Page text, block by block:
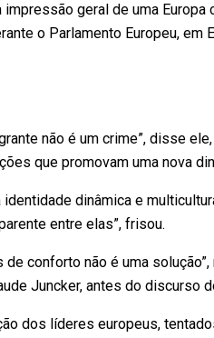
geral de uma
o Parlamento Europeu, em
não é um crime”, disse
que promovam uma nova
dinâmica e
entre elas”, frisou.
conforto não é uma
Juncker, antes do discurso
dos líderes europeus,